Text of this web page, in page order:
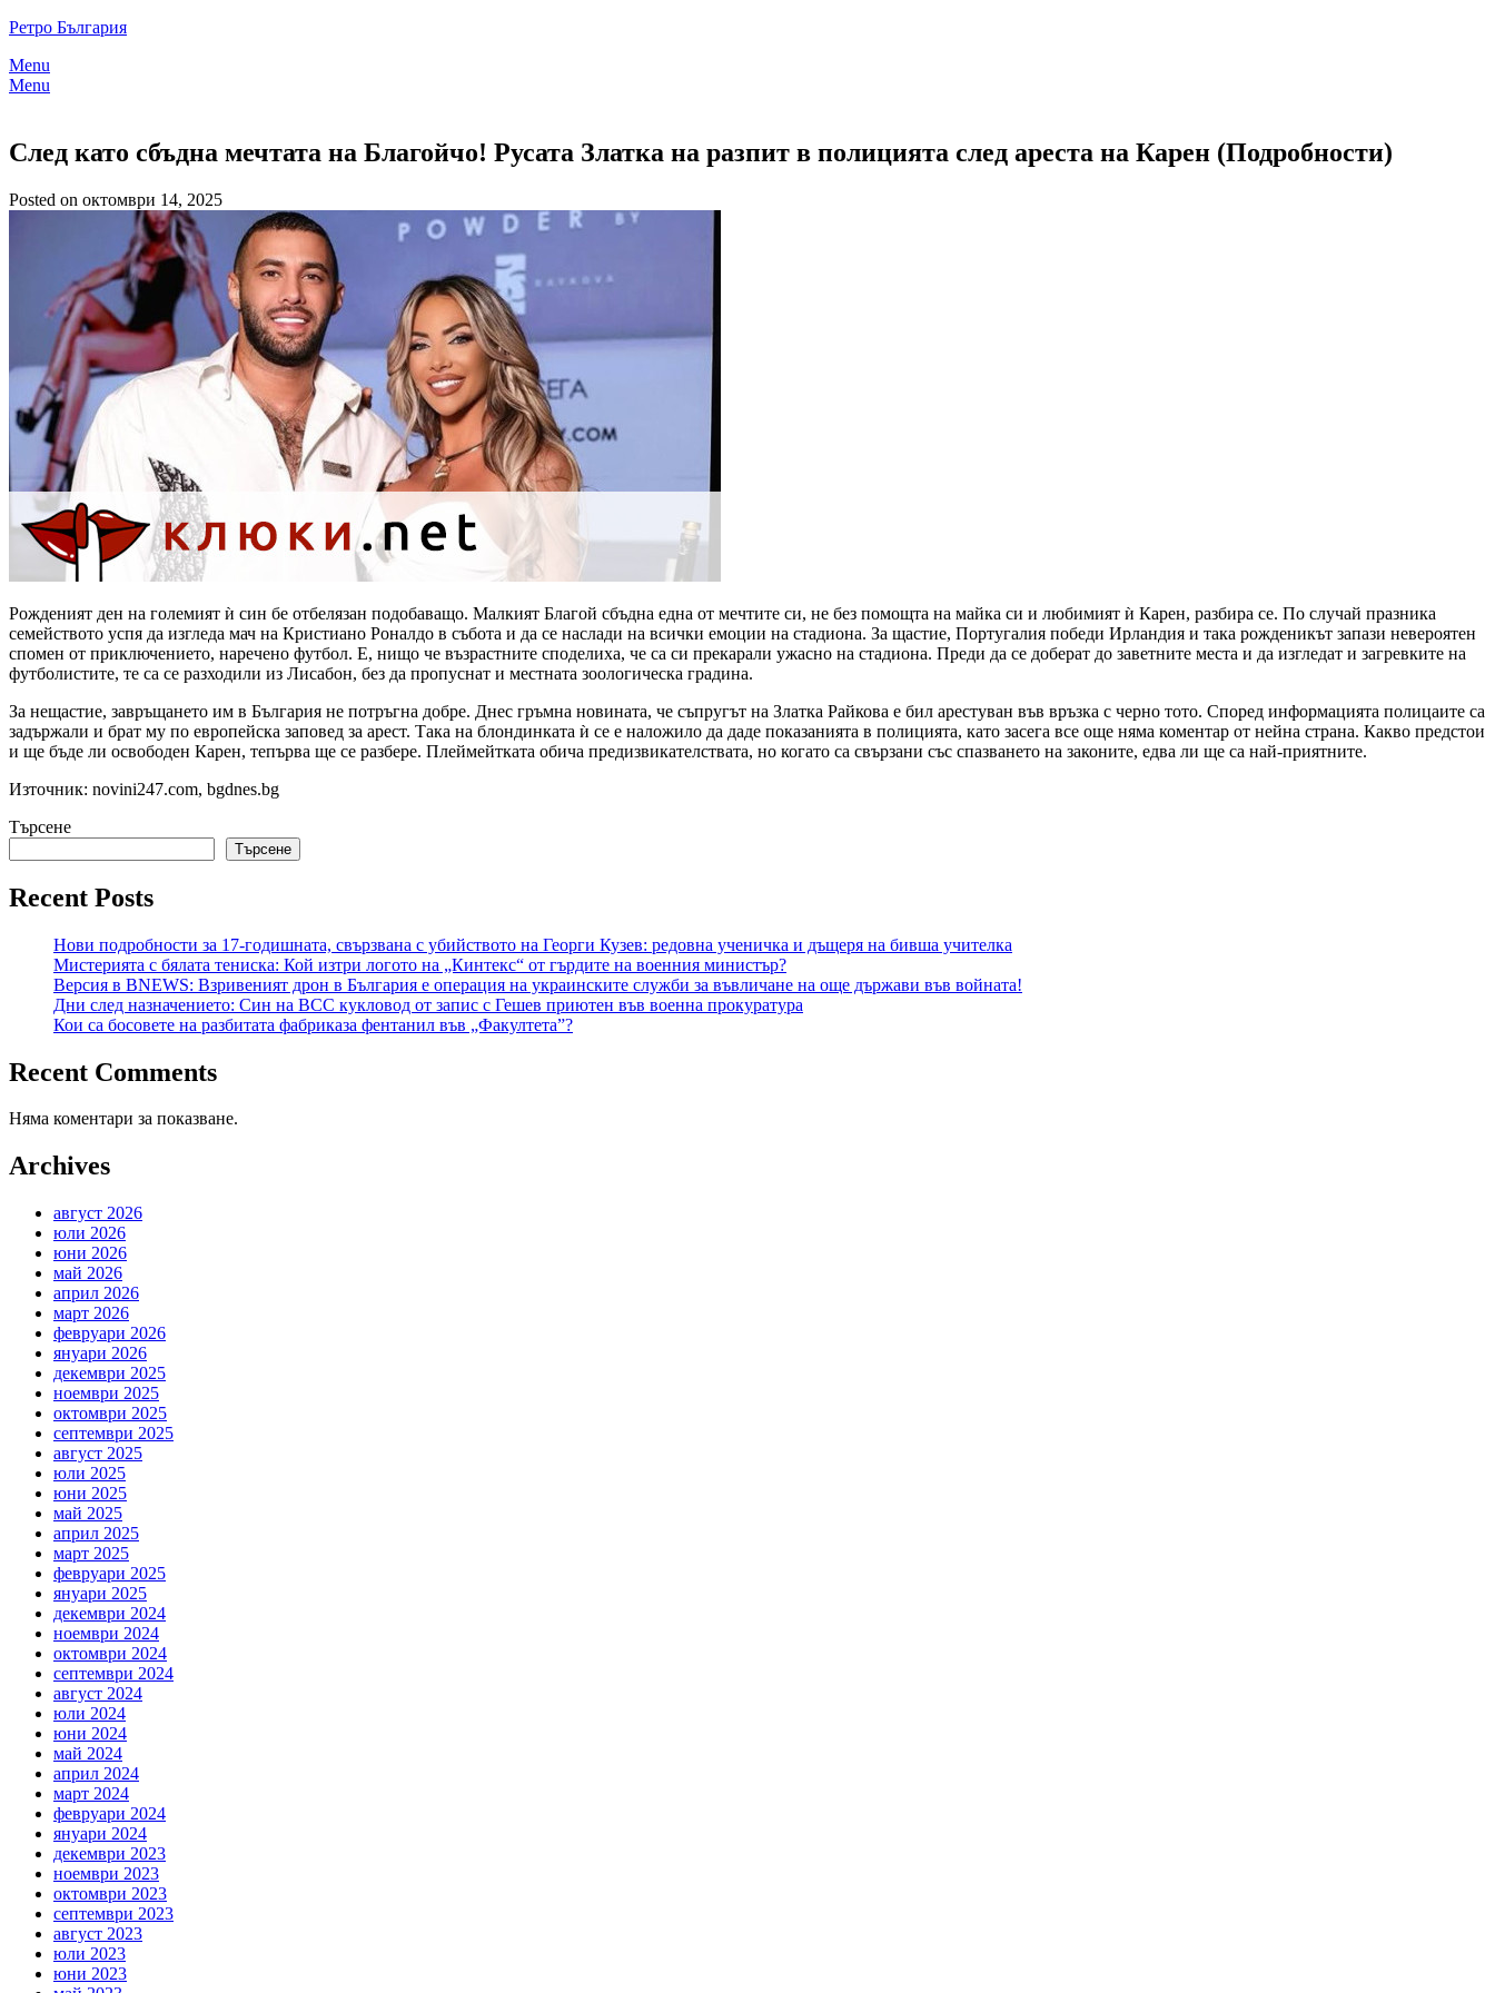
Skip
content
Ретро България
Menu
Menu
След като сбъдна мечтата на Благойчо! Русата Златка на разпит в полицията след ареста на Карен (Подробности)
Posted on октомври 14, 2025
Рожденият ден на големият ѝ син бе отбелязан подобаващо. Малкият Благой сбъдна една от мечтите си, не без помощта на майка си и любимият ѝ Карен, разбира се. По случай празника
семейството успя да изгледа мач на Кристиано Роналдо в събота и да се наслади на всички емоции на стадиона. За щастие, Португалия победи Ирландия и така рожденикът запази невероятен
спомен от приключението, наречено футбол. Е, нищо че възрастните споделиха, че са си прекарали ужасно на стадиона. Преди да се доберат до заветните места и да изгледат и загревките на
футболистите, те са се разходили из Лисабон, без да пропуснат и местната зоологическа градина.
За нещастие, завръщането им в България не потръгна добре. Днес гръмна новината, че съпругът на Златка Райкова е бил арестуван във връзка с черно тото. Според информацията полицаите са
задържали и брат му по европейска заповед за арест. Така на блондинката ѝ се е наложило да даде показанията в полицията, като засега все още няма коментар от нейна страна. Какво предстои
и ще бъде ли освободен Карен, тепърва ще се разбере. Плеймейтката обича предизвикателствата, но когато са свързани със спазването на законите, едва ли ще са най-приятните.
Източник: novini247.com, bgdnes.bg
Търсене
Търсене
Recent Posts
Нови подробности за 17-годишната, свързвана с убийството на Георги Кузев: редовна ученичка и дъщеря на бивша учителка
Мистерията с бялата тениска: Кой изтри логото на „Кинтекс“ от гърдите на военния министър?
Версия в BNEWS: Взривеният дрон в България е операция на украинските служби за въвличане на още държави във войната!
Дни след назначението: Син на ВСС кукловод от запис с Гешев приютен във военна прокуратура
Кои са босовете на разбитата фабриказа фентанил във „Факултета”?
Recent Comments
Няма коментари за показване.
Archives
август 2026
юли 2026
юни 2026
май 2026
април 2026
март 2026
февруари 2026
януари 2026
декември 2025
ноември 2025
октомври 2025
септември 2025
август 2025
юли 2025
юни 2025
май 2025
април 2025
март 2025
февруари 2025
януари 2025
декември 2024
ноември 2024
октомври 2024
септември 2024
август 2024
юли 2024
юни 2024
май 2024
април 2024
март 2024
февруари 2024
януари 2024
декември 2023
ноември 2023
октомври 2023
септември 2023
август 2023
юли 2023
юни 2023